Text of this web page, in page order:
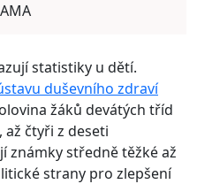
statistiky u dětí.
duševního zdraví
žáků devátých tříd
čtyři z deseti
známky středně těžké až
strany pro zlepšení